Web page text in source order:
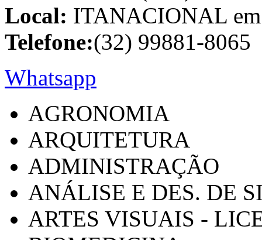
Local: ITANACIONAL
Telefone:(32) 99881-8065
Whatsapp
AGRONOMIA
ARQUITETURA
ADMINISTRAÇÃO
ANÁLISE E DES. DE
ARTES VISUAIS -